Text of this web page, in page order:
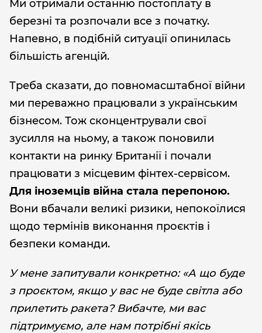
Ми отримали останню постоплату в
березні та розпочали все з початку.
Напевно, в подібній ситуації опинилась
більшість агенцій.
Треба сказати, до повномасштабної війни
ми переважно працювали з українським
бізнесом. Тож сконцентрували свої
зусилля на ньому, а також поновили
контакти на ринку Британії і почали
працювати з місцевим фінтех-сервісом.
Для іноземців війна стала перепоною.
Вони вбачали великі ризики, непокоїлися
щодо термінів виконання проєктів і
безпеки команди.
У мене запитували конкретно: «А що буде
з проєктом, якщо у вас не буде світла або
прилетить ракета? Вибачте, ми вас
підтримуємо, але нам потрібні якісь